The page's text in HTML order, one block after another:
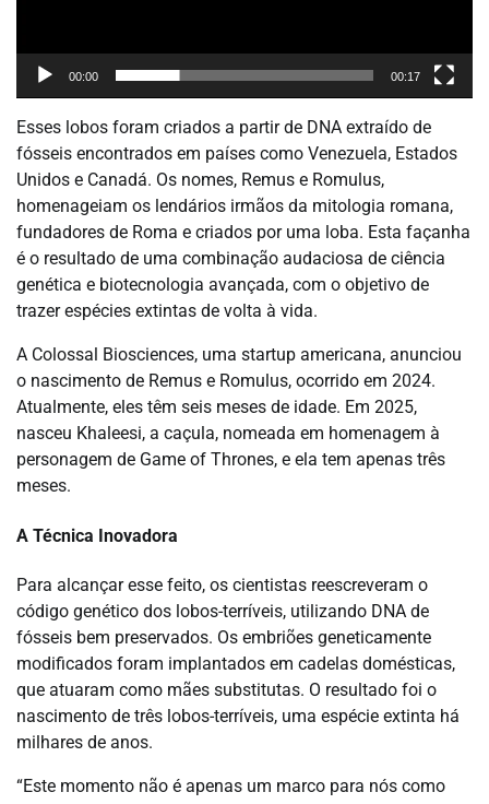
00:00 00:17
Esses lobos foram criados a partir de DNA extraído de
fósseis encontrados em países como Venezuela, Estados
Unidos e Canadá. Os nomes, Remus e Romulus,
homenageiam os lendários irmãos da mitologia romana,
fundadores de Roma e criados por uma loba. Esta façanha
é o resultado de uma combinação audaciosa de ciência
genética e biotecnologia avançada, com o objetivo de
trazer espécies extintas de volta à vida.
A Colossal Biosciences, uma startup americana, anunciou
o nascimento de Remus e Romulus, ocorrido em 2024.
Atualmente, eles têm seis meses de idade. Em 2025,
nasceu Khaleesi, a caçula, nomeada em homenagem à
personagem de Game of Thrones, e ela tem apenas três
meses.
A Técnica Inovadora
Para alcançar esse feito, os cientistas reescreveram o
código genético dos lobos-terríveis, utilizando DNA de
fósseis bem preservados. Os embriões geneticamente
modificados foram implantados em cadelas domésticas,
que atuaram como mães substitutas. O resultado foi o
nascimento de três lobos-terríveis, uma espécie extinta há
milhares de anos.
“Este momento não é apenas um marco para nós como